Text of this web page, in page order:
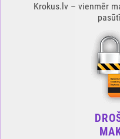
Krokus.lv – vienmēr